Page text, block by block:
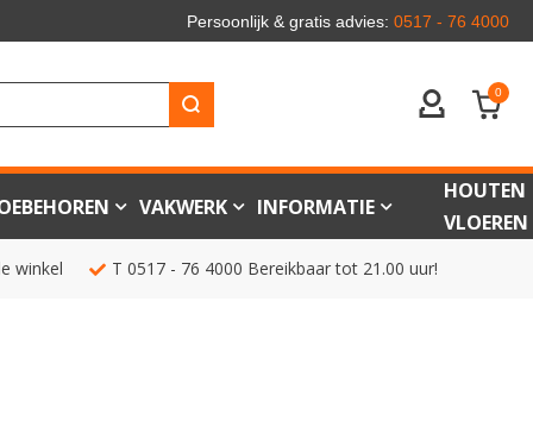
Persoonlijk & gratis advies: 0517 - 76 4000
ACCOUNT
0
VAKWERK INFORMATIE
HOUTEN
VLOEREN
winkel T 0517 - 76 4000 Bereikbaar tot 21.00 uur!